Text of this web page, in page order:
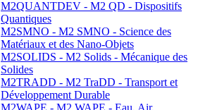
M2QUANTDEV - M2 QD - Dispositifs
Quantiques
M2SMNO - M2 SMNO - Science des
Matériaux et des Nano-Objets
M2SOLIDS - M2 Solids - Mécanique des
Solides
M2TRADD - M2 TraDD - Transport et
Développement Durable
M2WAPE - M2 WAPE - Eau, Air,